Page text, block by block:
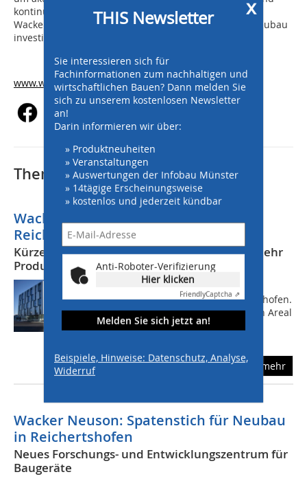
kontinuierlich weiterzuentwickeln. Insgesamt hat die
Wacker Neuson Group rund 10 Mio. Euro in diesen Neubau
investiert.
www.wackerneuson.com
x
THIS Newsletter
Sie interessieren sich für
Fachinformationen zum nachhaltigen und
wirtschaftlichen Bauen? Dann melden Sie
sich zu unserem kostenlosen Newsletter
an!
Darin informieren wir über:
» Produktneuheiten
» Veranstaltungen
» Auswertungen der Infobau Münster
» 14tägige Erscheinungsweise
» kostenlos und jederzeit kündbar
Anti-Roboter-Verifizierung
Hier klicken
FriendlyCaptcha ⇗
Melden Sie sich jetzt an!
Beispiele, Hinweise: Datenschutz, Analyse,
Widerruf
Thematisch passende Artikel:
Wacker Neuson: Neubau in
Reichertshofen bezogen
Kürzere Wege und optimierte Prozesse für mehr
Produktivität
375 Mitarbeiter beschäftigte Wacker
Neuson bisher am Standort Reichertshofen.
Auf dem mehr als zehn Hektar großen Areal
wurden seit April 2016 neben der
mehr
Wacker Neuson: Spatenstich für Neubau
in Reichertshofen
Neues Forschungs- und Entwicklungszentrum für
Baugeräte